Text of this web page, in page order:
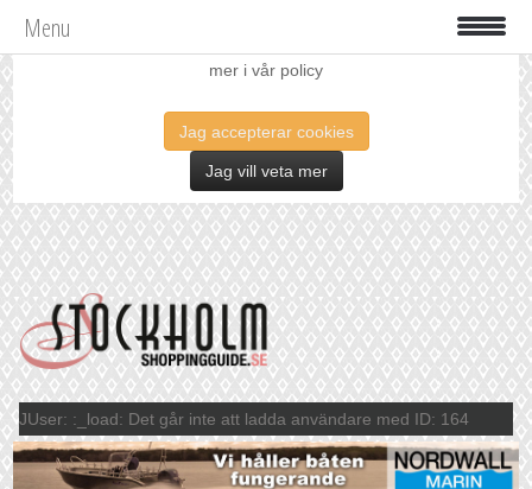
Vi använder oss av cookies för att förbättra din upplevelse. Läs
mer i vår policy
Jag accepterar cookies
Jag vill veta mer
Menu
JUser: :_load: Det går inte att ladda användare med ID: 164